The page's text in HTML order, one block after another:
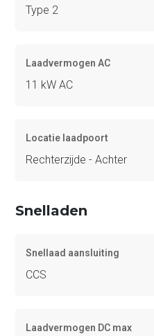
Type 2
Laadvermogen AC
11 kW AC
Locatie laadpoort
Rechterzijde - Achter
Snelladen
Snellaad aansluiting
CCS
Laadvermogen DC max